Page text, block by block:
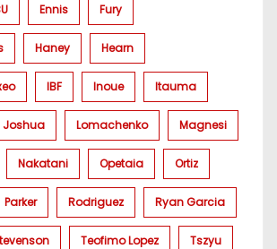
Ennis Fury
Haney Hearn
IBF Inoue Itauma
Joshua Lomachenko Magnesi
Nakatani Opetaia Ortiz
Parker Rodriguez Ryan Garcia
Teofimo Lopez Tszyu